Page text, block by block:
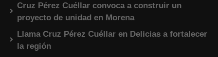
Cruz Pérez Cuéllar convoca a construir un
proyecto de unidad en Morena
Llama Cruz Pérez Cuéllar en Delicias a fortalecer
la región